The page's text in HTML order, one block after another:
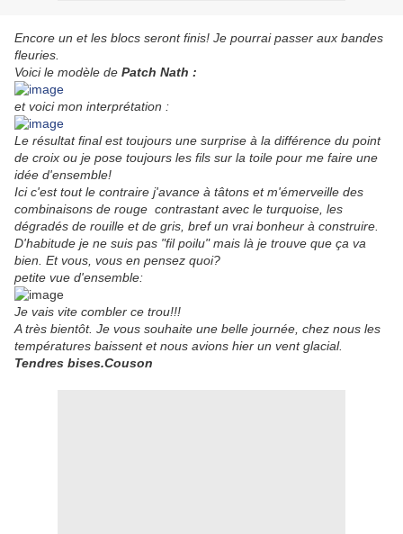
Encore un et les blocs seront finis! Je pourrai passer aux bandes
fleuries.
Voici le modèle de Patch Nath :
et voici mon interprétation :
Le résultat final est toujours une surprise à la différence du point
de croix ou je pose toujours les fils sur la toile pour me faire une
idée d'ensemble!
Ici c'est tout le contraire j'avance à tâtons et m'émerveille des
combinaisons de rouge contrastant avec le turquoise, les
dégradés de rouille et de gris, bref un vrai bonheur à construire.
D'habitude je ne suis pas "fil poilu" mais là je trouve que ça va
bien. Et vous, vous en pensez quoi?
petite vue d'ensemble:
Je vais vite combler ce trou!!!
A très bientôt. Je vous souhaite une belle journée, chez nous les
températures baissent et nous avions hier un vent glacial.
Tendres bises.Couson